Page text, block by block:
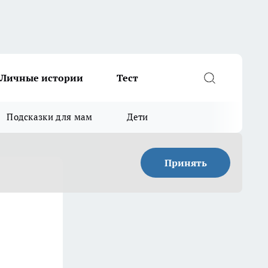
Личные истории Тест
Подсказки для мам Дети
Принять